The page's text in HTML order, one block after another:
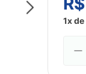
1x de